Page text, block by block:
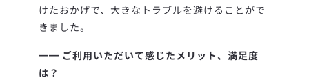
けたおかげで、大きなトラブルを避けることがで
きました。
━━ ご利用いただいて感じたメリット、満足度
は？